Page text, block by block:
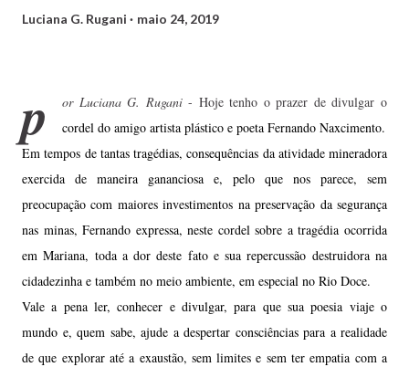
Luciana G. Rugani maio 24, 2019
p or Luciana G. Rugani- Hoje tenho o prazer de divulgar o
cordel do amigo artista plástico e poeta Fernando Naxcimento.
Em tempos de tantas tragédias, consequências da atividade mineradora
exercida de maneira gananciosa e, pelo que nos parece, sem
preocupação com maiores investimentos na preservação da segurança
nas minas, Fernando expressa, neste cordel sobre a tragédia ocorrida
em Mariana, toda a dor deste fato e sua repercussão destruidora na
cidadezinha e também no meio ambiente, em especial no Rio Doce.
Vale a pena ler, conhecer e divulgar, para que sua poesia viaje o
mundo e, quem sabe, ajude a despertar consciências para a realidade
de que explorar até a exaustão, sem limites e sem ter empatia com a